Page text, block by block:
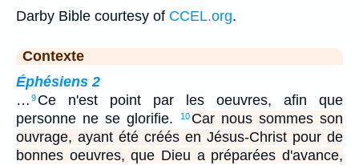
Darby Bible courtesy of CCEL.org.
Contexte
Éphésiens 2
… 9 Ce n'est point par les oeuvres, afin que
personne ne se glorifie.
10 Car nous sommes son
ouvrage, ayant été créés en Jésus-Christ pour de
bonnes oeuvres, que Dieu a préparées d'avance,